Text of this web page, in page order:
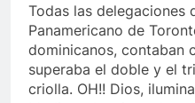
Todas las delegaciones
Panamericano de
dominicanos, contaban
superaba el doble y el
criolla. OH!! Dios,